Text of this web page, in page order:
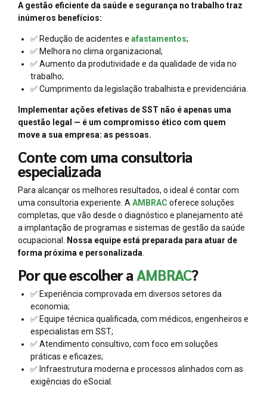
A gestão eficiente da saúde e segurança no trabalho traz
inúmeros benefícios:
✅ Redução de acidentes e afastamentos;
✅ Melhora no clima organizacional;
✅ Aumento da produtividade e da qualidade de vida no
trabalho;
✅ Cumprimento da legislação trabalhista e previdenciária.
Implementar ações efetivas de SST não é apenas uma
questão legal — é um compromisso ético com quem
move a sua empresa: as pessoas.
Conte com uma consultoria
especializada
Para alcançar os melhores resultados, o ideal é contar com
uma consultoria experiente. AAMBRAC oferece soluções
completas, que vão desde o diagnóstico e planejamento até
a implantação de programas e sistemas de gestão da saúde
ocupacional. Nossa equipe está preparada para atuar de
forma próxima e personalizada.
Por que escolher aAMBRAC?
✅ Experiência comprovada em diversos setores da
economia;
✅ Equipe técnica qualificada, com médicos, engenheiros e
especialistas em SST;
✅ Atendimento consultivo, com foco em soluções
práticas e eficazes;
✅ Infraestrutura moderna e processos alinhados com as
exigências do eSocial.